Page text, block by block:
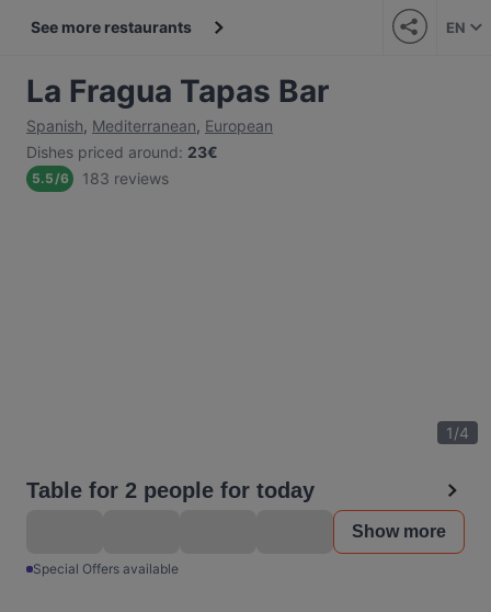
See more restaurants EN
La Fragua Tapas Bar
Spanish, Mediterranean, European
Dishes priced around: 23€
5.5/6 183 reviews
1/4
Table for 2 people for today
Show more
Special Offers available